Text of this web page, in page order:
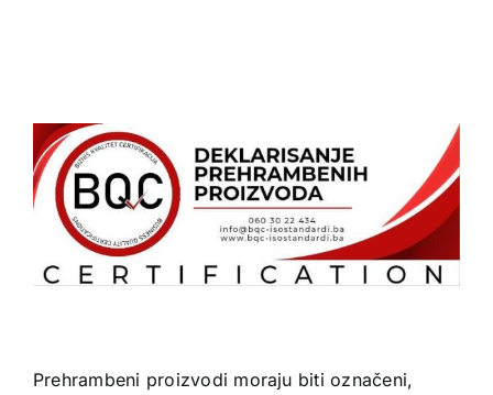
Prehrambeni proizvodi moraju biti označeni,